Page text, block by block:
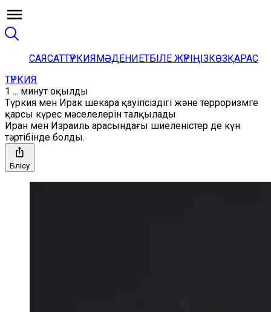
САЯСАТТҮРКИЯМӘДЕНИЕТБІЛЕ ЖҮРІҢІЗКӨЗҚАРАС
ТҮРКИЯ
1 ... минут оқылды
Түркия мен Ирак шекара қауіпсіздігі және терроризмге
қарсы күрес мәселелерін талқылады
Иран мен Израиль арасындағы шиеленістер де күн
тәртібінде болды.
Бөлісу